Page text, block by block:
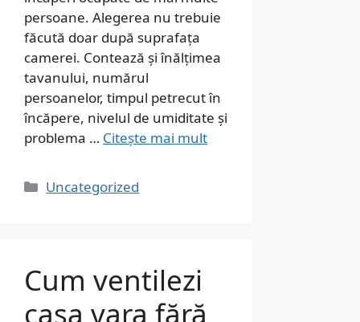
persoane. Alegerea nu trebuie
făcută doar după suprafața
camerei. Contează și înălțimea
tavanului, numărul
persoanelor, timpul petrecut în
încăpere, nivelul de umiditate și
problema … Citește mai mult
Categorii
Uncategorized
Cum ventilezi
casa vara fără